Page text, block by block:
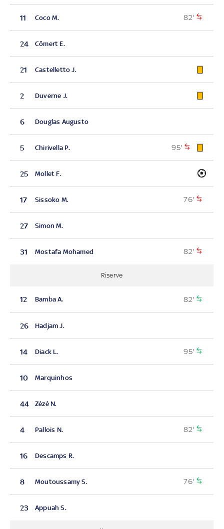
11 Coco M. 82'
24 Cömert E.
21 Castelletto J.
2 Duverne J.
6 Douglas Augusto
5 Chirivella P. 95'
25 Mollet F.
17 Sissoko M. 76'
27 Simon M.
31 Mostafa Mohamed 82'
Riserve
12 Bamba A. 82'
26 Hadjam J.
14 Diack L. 95'
10 Marquinhos
44 Zézé N.
4 Pallois N. 82'
16 Descamps R.
8 Moutoussamy S. 76'
23 Appuah S.